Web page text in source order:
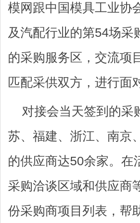
模网跟中国模具工业协
及汽配行业的第54场采
的采购服务区，交流项
匹配采供双方，进行面
对接会当天签到的采
苏、福建、浙江、南京
的供应商达50余家。在
采购洽谈区域和供应商
份采购商项目列表，帮